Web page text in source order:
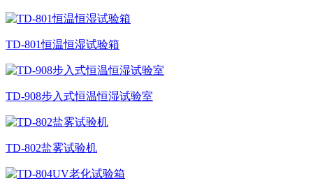
TD-801恒温恒湿试验箱
TD-908步入式恒温恒湿试验室
TD-802盐雾试验机